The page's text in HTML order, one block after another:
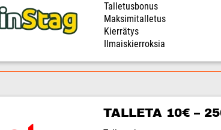
Talletusbonus
Maksimitalletus
Kierrätys
Ilmaiskierroksia
TALLETA 10€ –